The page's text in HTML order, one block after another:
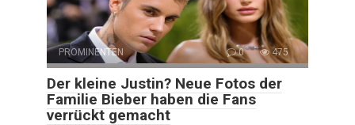
PROMINENTEN 0 475
Der kleine Justin? Neue Fotos der
Familie Bieber haben die Fans
verrückt gemacht